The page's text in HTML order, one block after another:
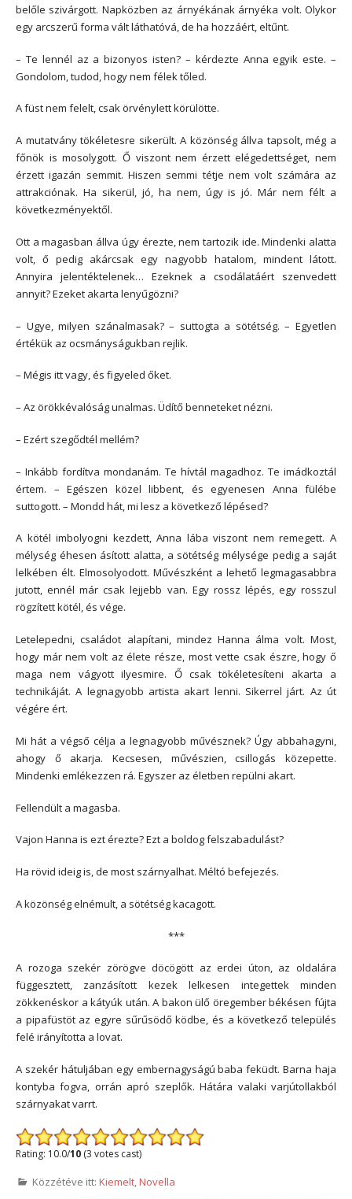
belőle szivárgott. Napközben az árnyékának árnyéka volt. Olykor
egy arcszerű forma vált láthatóvá, de ha hozzáért, eltűnt.
– Te lennél az a bizonyos isten? – kérdezte Anna egyik este. –
Gondolom, tudod, hogy nem félek tőled.
A füst nem felelt, csak örvénylett körülötte.
A mutatvány tökéletesre sikerült. A közönség állva tapsolt, még a
főnök is mosolygott. Ő viszont nem érzett elégedettséget, nem
érzett igazán semmit. Hiszen semmi tétje nem volt számára az
attrakciónak. Ha sikerül, jó, ha nem, úgy is jó. Már nem félt a
következményektől.
Ott a magasban állva úgy érezte, nem tartozik ide. Mindenki alatta
volt, ő pedig akárcsak egy nagyobb hatalom, mindent látott.
Annyira jelentéktelenek… Ezeknek a csodálatáért szenvedett
annyit? Ezeket akarta lenyűgözni?
– Ugye, milyen szánalmasak? – suttogta a sötétség. – Egyetlen
értékük az ocsmányságukban rejlik.
– Mégis itt vagy, és figyeled őket.
– Az örökkévalóság unalmas. Üdítő benneteket nézni.
– Ezért szegődtél mellém?
– Inkább fordítva mondanám. Te hívtál magadhoz. Te imádkoztál
értem. – Egészen közel libbent, és egyenesen Anna fülébe
suttogott. – Mondd hát, mi lesz a következő lépésed?
A kötél imbolyogni kezdett, Anna lába viszont nem remegett. A
mélység éhesen ásított alatta, a sötétség mélysége pedig a saját
lelkében élt. Elmosolyodott. Művészként a lehető legmagasabbra
jutott, ennél már csak lejjebb van. Egy rossz lépés, egy rosszul
rögzített kötél, és vége.
Letelepedni, családot alapítani, mindez Hanna álma volt. Most,
hogy már nem volt az élete része, most vette csak észre, hogy ő
maga nem vágyott ilyesmire. Ő csak tökéletesíteni akarta a
technikáját. A legnagyobb artista akart lenni. Sikerrel járt. Az út
végére ért.
Mi hát a végső célja a legnagyobb művésznek? Úgy abbahagyni,
ahogy ő akarja. Kecsesen, művészien, csillogás közepette.
Mindenki emlékezzen rá. Egyszer az életben repülni akart.
Fellendült a magasba.
Vajon Hanna is ezt érezte? Ezt a boldog felszabadulást?
Ha rövid ideig is, de most szárnyalhat. Méltó befejezés.
A közönség elnémult, a sötétség kacagott.
***
A rozoga szekér zörögve döcögött az erdei úton, az oldalára
függesztett, zanzásított kezek lelkesen integettek minden
zökkenéskor a kátyúk után. A bakon ülő öregember békésen fújta
a pipafüstöt az egyre sűrűsödő ködbe, és a következő település
felé irányította a lovat.
A szekér hátuljában egy embernagyságú baba feküdt. Barna haja
kontyba fogva, orrán apró szeplők. Hátára valaki varjútollakból
szárnyakat varrt.
Rating: 10.0/10 (3 votes cast)
Közzétéve itt: Kiemelt,Novella